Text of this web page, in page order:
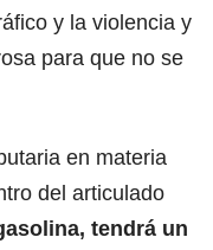
y la violencia y
para que no se
en materia
del articulado
tendrá un